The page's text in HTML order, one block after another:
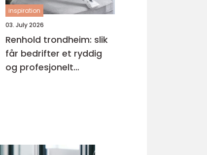
inspiration
03. July 2026
Renhold trondheim: slik
får bedrifter et ryddig
og profesjonelt